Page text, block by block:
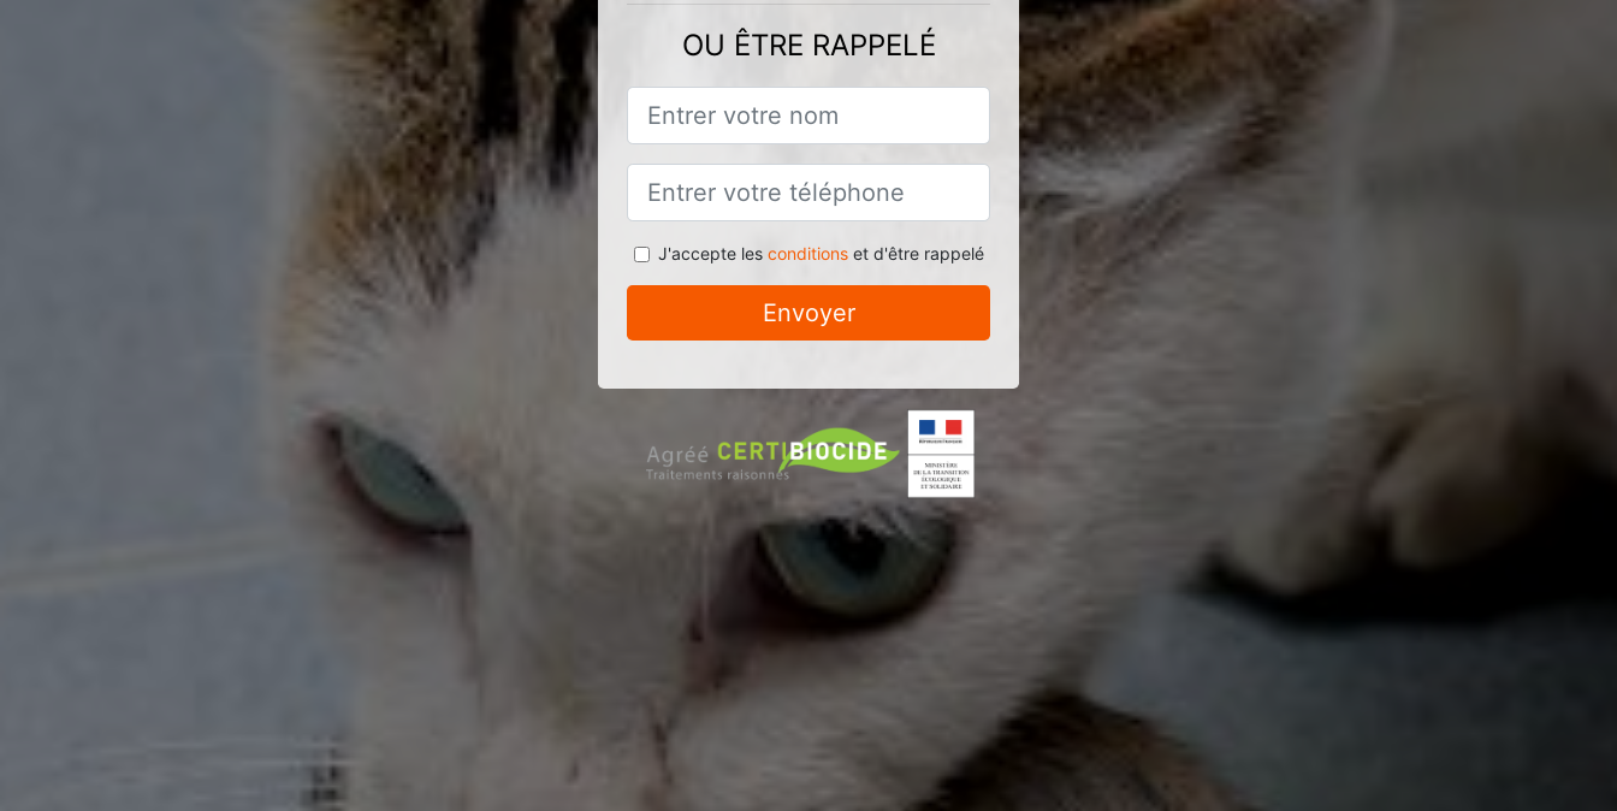
OU ÊTRE RAPPELÉ
J'accepte les conditionset d'être rappelé
Envoyer